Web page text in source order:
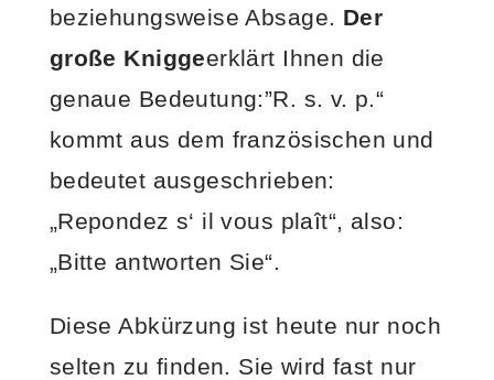
beziehungsweise Absage. Der
große Kniggeerklärt Ihnen die
genaue Bedeutung:”R. s. v. p.“
kommt aus dem französischen und
bedeutet ausgeschrieben:
„Repondez s‘ il vous plaît“, also:
„Bitte antworten Sie“.
Diese Abkürzung ist heute nur noch
selten zu finden. Sie wird fast nur